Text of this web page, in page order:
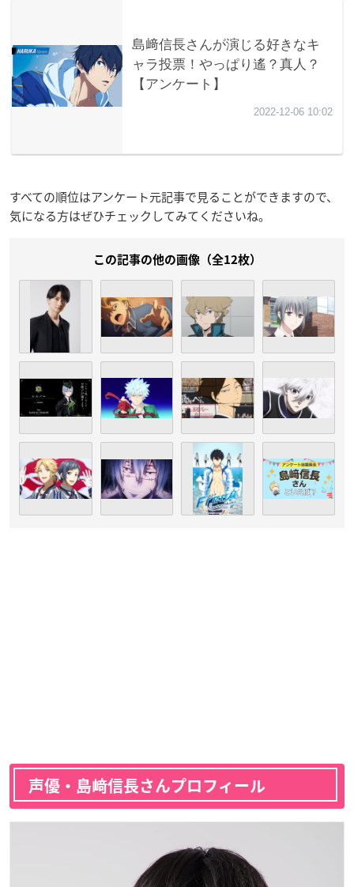
すべての順位はアンケート元記事で見ることができますので、
気になる方はぜひチェックしてみてくださいね。
この記事の他の画像（全12枚）
声優・島﨑信長さんプロフィール